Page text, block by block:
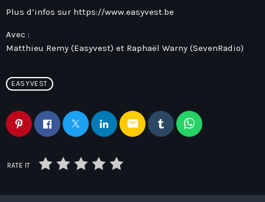
Plus d’infos sur https://www.easyvest.be
Avec :
Matthieu Remy (Easyvest) et Raphaël Warny (SevenRadio)
EASYVEST
email
RATE IT